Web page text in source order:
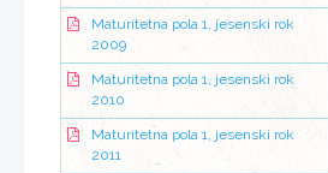
Maturitetna pola 1, jesenski rok
2009
Maturitetna pola 1, jesenski rok
2010
Maturitetna pola 1, jesenski rok
2011